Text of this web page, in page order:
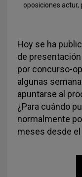
oposiciones actur,
Hoy se ha
de
por concurso-
algunas
apuntarse al
¿Para cuándo
normalmente
meses desde